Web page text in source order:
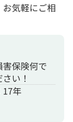
気軽にご相
保険何で
い！
17年